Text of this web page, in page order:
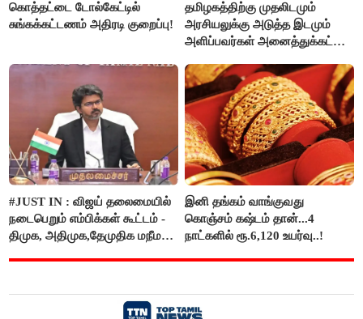
கொத்தட்டை டோல்கேட்டில்
சுங்கக்கட்டணம் அதிரடி குறைப்பு!
தமிழகத்திற்கு முதலிடமும்
அரசியலுக்கு அடுத்த இடமும்
அளிப்பவர்கள் அனைத்துக்கட்சி
பங்கேற்பார்கள் - மாணிக்கம்
தாகூர்..!!
#JUST IN : விஜய் தலைமையில்
நடைபெறும் எம்பிக்கள் கூட்டம் -
திமுக, அதிமுக,தேமுதிக மநீம
இனி தங்கம் வாங்குவது
கொஞ்சம் கஷ்டம் தான்...4
நாட்களில் ரூ.6,120 உயர்வு..!